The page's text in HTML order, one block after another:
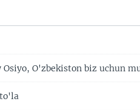
O'zbekiston biz uchun